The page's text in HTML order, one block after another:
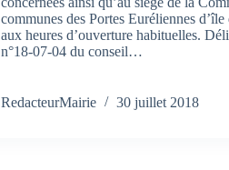
communes des Portes Euréliennes d’île
aux heures d’ouverture habituelles.
n°18-07-04 du conseil…
RedacteurMairie 30 juillet 2018